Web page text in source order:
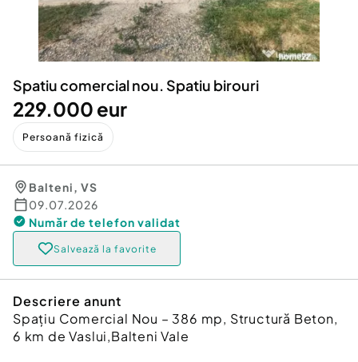
Servicii
Animale de companie
Afaceri și echipamente profesionale
Inchiriere Bunuri si Vehicule
Utilaje agricole si industriale
Piese auto si accesorii
Dacia Duster
Spatiu comercial nou. Spatiu birouri
229.000 eur
Persoană fizică
Balteni, VS
09.07.2026
Număr de telefon validat
Salvează la favorite
Descriere anunt
Spațiu Comercial Nou – 386 mp, Structură Beton,
6 km de Vaslui,Balteni Vale